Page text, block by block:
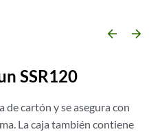
arrow_backward arrow_forward
SSR120
de cartón y se asegura con
La caja también contiene